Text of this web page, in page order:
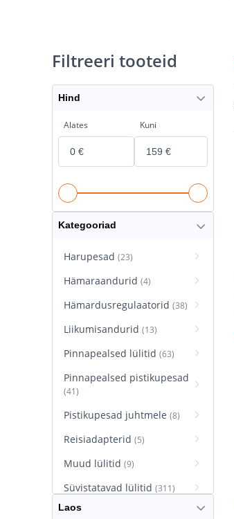
Filtreeri tooteid
Hind
Alates Kuni
Kategooriad
Harupesad (23)
Hämaraandurid (4)
Hämardusregulaatorid (38)
Liikumisandurid (13)
Pinnapealsed lülitid (63)
Pinnapealsed pistikupesad
(41)
Pistikupesad juhtmele (8)
Reisiadapterid (5)
Muud lülitid (9)
Süvistatavad lülitid (311)
Süvistatavad pistikupesad
Laos